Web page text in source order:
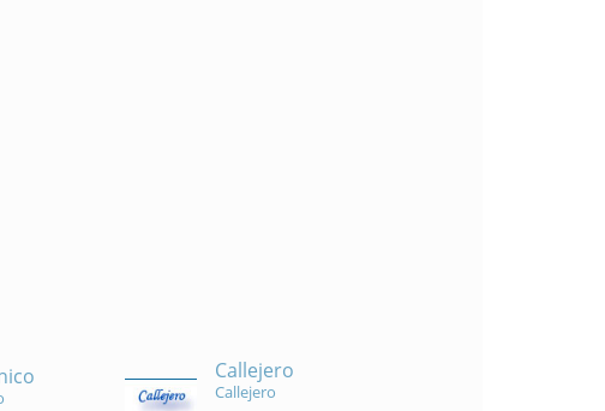
Callejero
Callejero